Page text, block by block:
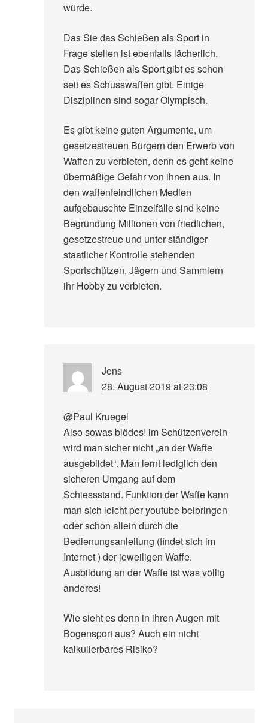
würde.
Das Sie das Schießen als Sport in
Frage stellen ist ebenfalls lächerlich.
Das Schießen als Sport gibt es schon
seit es Schusswaffen gibt. Einige
Disziplinen sind sogar Olympisch.
Es gibt keine guten Argumente, um
gesetzestreuen Bürgern den Erwerb von
Waffen zu verbieten, denn es geht keine
übermäßige Gefahr von ihnen aus. In
den waffenfeindlichen Medien
aufgebauschte Einzelfälle sind keine
Begründung Millionen von friedlichen,
gesetzestreue und unter ständiger
staatlicher Kontrolle stehenden
Sportschützen, Jägern und Sammlern
ihr Hobby zu verbieten.
Jens
28. August 2019 at 23:08
@Paul Kruegel
Also sowas blödes! im Schützenverein
wird man sicher nicht „an der Waffe
ausgebildet“. Man lernt lediglich den
sicheren Umgang auf dem
Schiessstand. Funktion der Waffe kann
man sich leicht per youtube beibringen
oder schon allein durch die
Bedienungsanleitung (findet sich im
Internet ) der jeweiligen Waffe.
Ausbildung an der Waffe ist was völlig
anderes!
Wie sieht es denn in ihren Augen mit
Bogensport aus? Auch ein nicht
kalkulierbares Risiko?